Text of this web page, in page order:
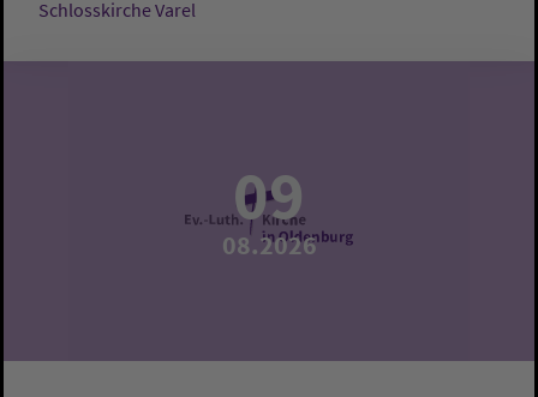
Schlosskirche Varel
09
08.2026